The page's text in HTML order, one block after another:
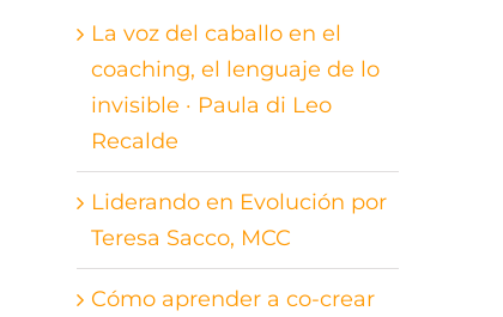
La voz del caballo en el
coaching, el lenguaje de lo
invisible · Paula di Leo
Recalde
Liderando en Evolución por
Teresa Sacco, MCC
Cómo aprender a co-crear